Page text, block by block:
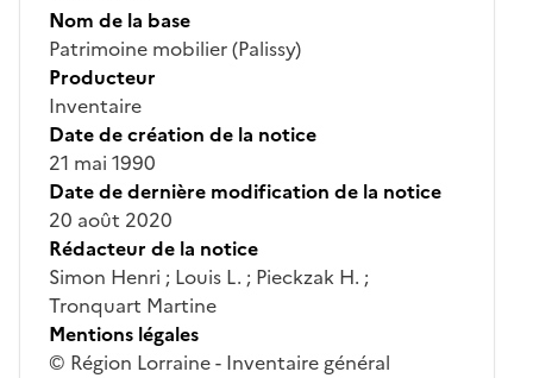
Nom de la base
Patrimoine mobilier (Palissy)
Producteur
Inventaire
Date de création de la notice
21 mai 1990
Date de dernière modification de la notice
20 août 2020
Rédacteur de la notice
Simon Henri ; Louis L. ; Pieckzak H. ;
Tronquart Martine
Mentions légales
© Région Lorraine - Inventaire général